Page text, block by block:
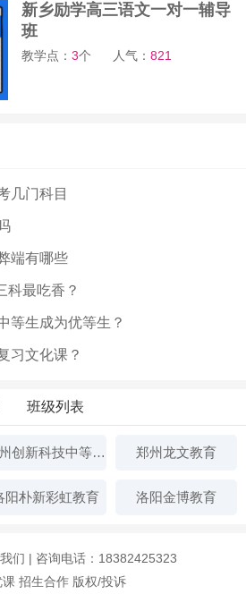
新乡励学高三语文一对一辅导
班
教学点：3个 人气：821
几门科目
端有哪些
科最吃香？
等生成为优等生？
习文化课？
班级列表
郑州创新科技中等专业学校 郑州龙文教育
阳朴新彩虹教育 洛阳金博教育
们 | 咨询电话：18382425323
课 招生合作 版权/投诉